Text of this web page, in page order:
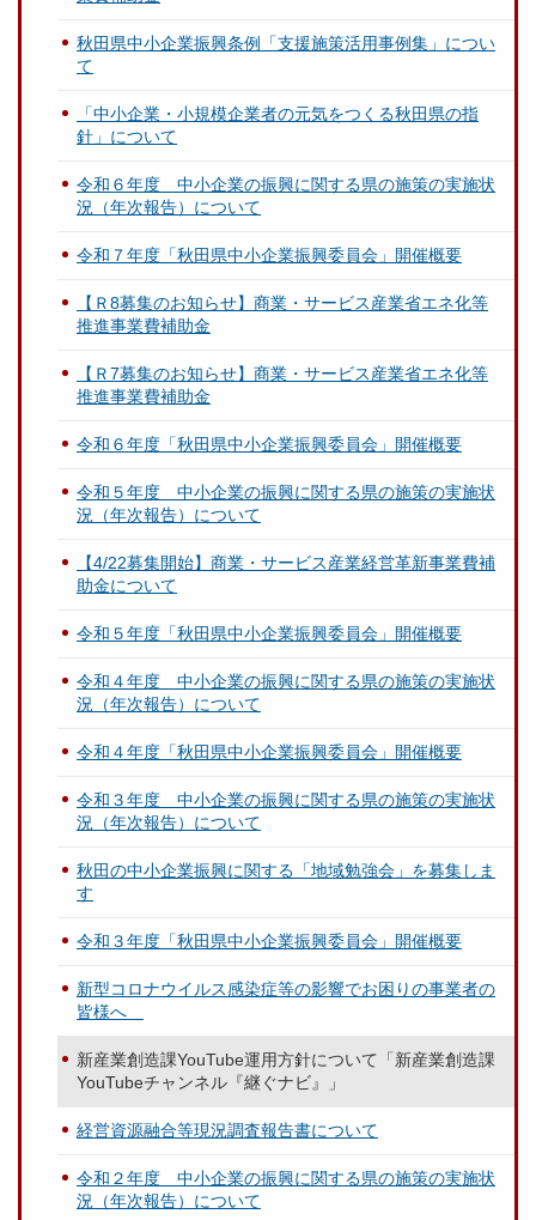
秋田県中小企業振興条例「支援施策活用事例集」につい
て
「中小企業・小規模企業者の元気をつくる秋田県の指
針」について
令和６年度 中小企業の振興に関する県の施策の実施状
況（年次報告）について
令和７年度「秋田県中小企業振興委員会」開催概要
【Ｒ8募集のお知らせ】商業・サービス産業省エネ化等
推進事業費補助金
【Ｒ7募集のお知らせ】商業・サービス産業省エネ化等
推進事業費補助金
令和６年度「秋田県中小企業振興委員会」開催概要
令和５年度 中小企業の振興に関する県の施策の実施状
況（年次報告）について
【4/22募集開始】商業・サービス産業経営革新事業費補
助金について
令和５年度「秋田県中小企業振興委員会」開催概要
令和４年度 中小企業の振興に関する県の施策の実施状
況（年次報告）について
令和４年度「秋田県中小企業振興委員会」開催概要
令和３年度 中小企業の振興に関する県の施策の実施状
況（年次報告）について
秋田の中小企業振興に関する「地域勉強会」を募集しま
す
令和３年度「秋田県中小企業振興委員会」開催概要
新型コロナウイルス感染症等の影響でお困りの事業者の
皆様へ
新産業創造課YouTube運用方針について「新産業創造課
YouTubeチャンネル『継ぐナビ』」
経営資源融合等現況調査報告書について
令和２年度 中小企業の振興に関する県の施策の実施状
況（年次報告）について